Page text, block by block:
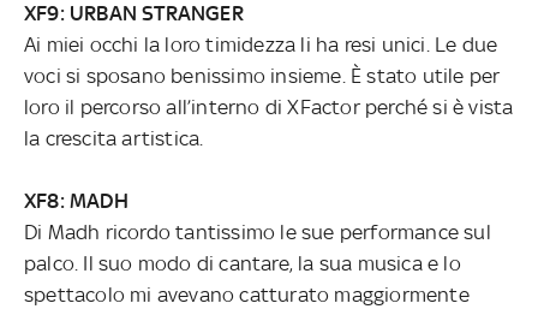
XF9: URBAN STRANGER
Ai miei occhi la loro timidezza li ha resi unici. Le due
voci si sposano benissimo insieme. È stato utile per
loro il percorso all’interno di XFactor perché si è vista
la crescita artistica.
XF8: MADH
Di Madh ricordo tantissimo le sue performance sul
palco. Il suo modo di cantare, la sua musica e lo
spettacolo mi avevano catturato maggiormente